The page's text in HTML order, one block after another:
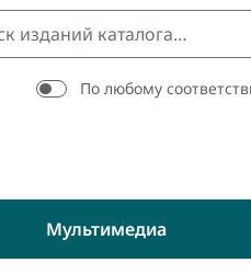
По любому
Мультимедиа